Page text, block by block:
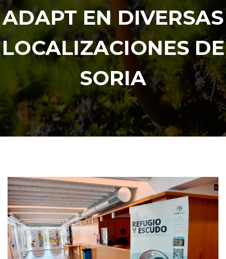
ADAPT EN DIVERSAS
LOCALIZACIONES DE
SORIA